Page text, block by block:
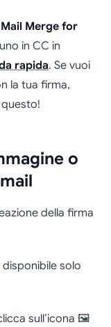
Merge for
in CC in
rapida. Se vuoi
la tua firma,
o
della firma
disponibile solo
sull’icona 🖼️